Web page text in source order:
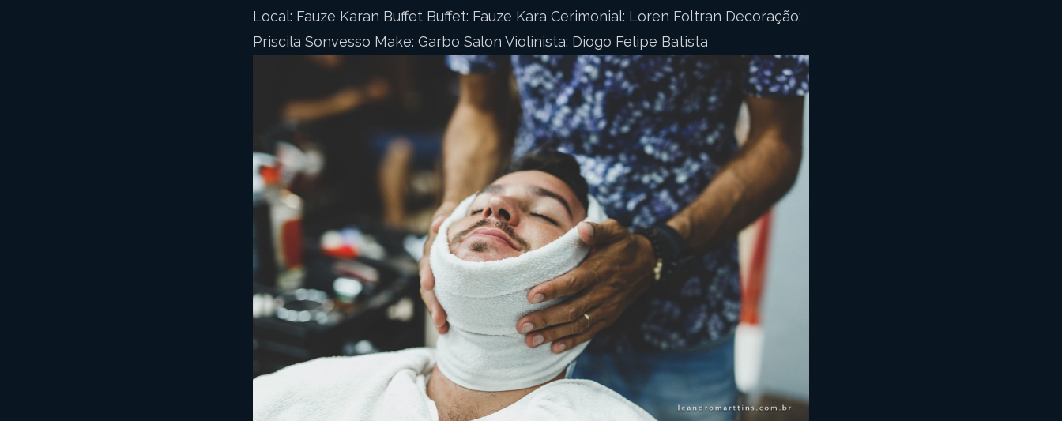
Local: Fauze Karan Buffet Buffet: Fauze Kara Cerimonial: Loren Foltran Decoração:
Priscila Sonvesso Make: Garbo Salon Violinista: Diogo Felipe Batista